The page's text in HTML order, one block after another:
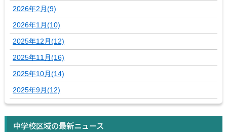
2026年2月(9)
2026年1月(10)
2025年12月(12)
2025年11月(16)
2025年10月(14)
2025年9月(12)
中学校区域の最新ニュース